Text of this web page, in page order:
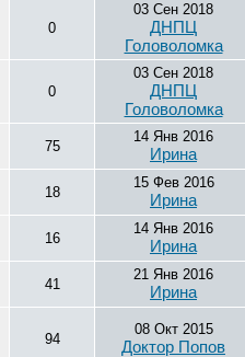
0
03 Сен 2018
ДНПЦ
Головоломка
0
03 Сен 2018
ДНПЦ
Головоломка
75
14 Янв 2016
Ирина
18
15 Фев 2016
Ирина
16
14 Янв 2016
Ирина
41
21 Янв 2016
Ирина
94
08 Окт 2015
Доктор Попов